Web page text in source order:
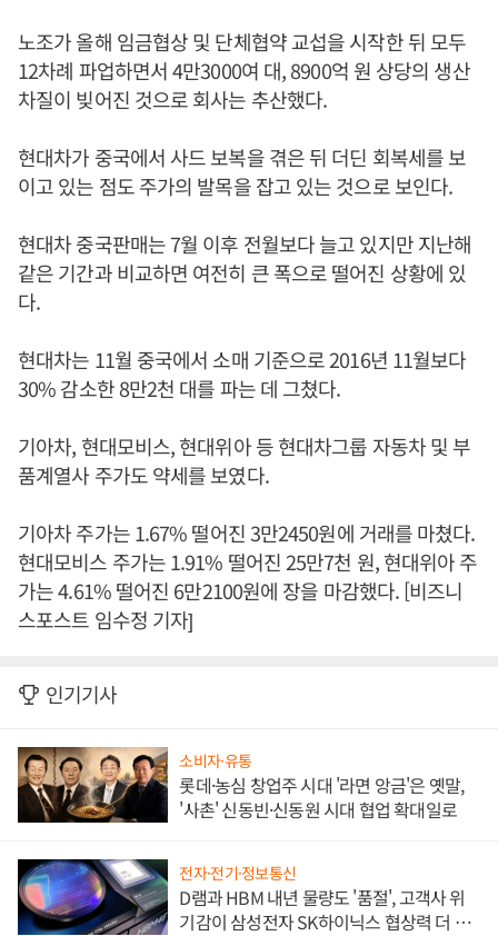
노조가 올해 임금협상 및 단체협약 교섭을 시작한 뒤 모두
12차례 파업하면서 4만3000여 대, 8900억 원 상당의 생산
차질이 빚어진 것으로 회사는 추산했다.
현대차가 중국에서 사드 보복을 겪은 뒤 더딘 회복세를 보
이고 있는 점도 주가의 발목을 잡고 있는 것으로 보인다.
현대차 중국판매는 7월 이후 전월보다 늘고 있지만 지난해
같은 기간과 비교하면 여전히 큰 폭으로 떨어진 상황에 있
다.
현대차는 11월 중국에서 소매 기준으로 2016년 11월보다
30% 감소한 8만2천 대를 파는 데 그쳤다.
기아차, 현대모비스, 현대위아 등 현대차그룹 자동차 및 부
품계열사 주가도 약세를 보였다.
기아차 주가는 1.67% 떨어진 3만2450원에 거래를 마쳤다.
현대모비스 주가는 1.91% 떨어진 25만7천 원, 현대위아 주
가는 4.61% 떨어진 6만2100원에 장을 마감했다. [비즈니
스포스트 임수정 기자]
인기기사
소비자·유통
롯데·농심 창업주 시대 '라면 앙금'은 옛말,
'사촌' 신동빈·신동원 시대 협업 확대일로
전자·전기·정보통신
D램과 HBM 내년 물량도 '품절', 고객사 위
기감이 삼성전자 SK하이닉스 협상력 더 키